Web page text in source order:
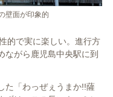
壁面が印象的
的で実に楽しい。進行方
ながら鹿児島中央駅に到
た「わっぜぇうまか!!薩